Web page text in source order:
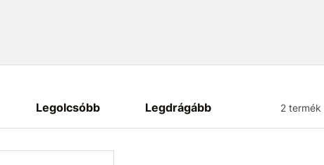
Legolcsóbb Legdrágább 2 termék